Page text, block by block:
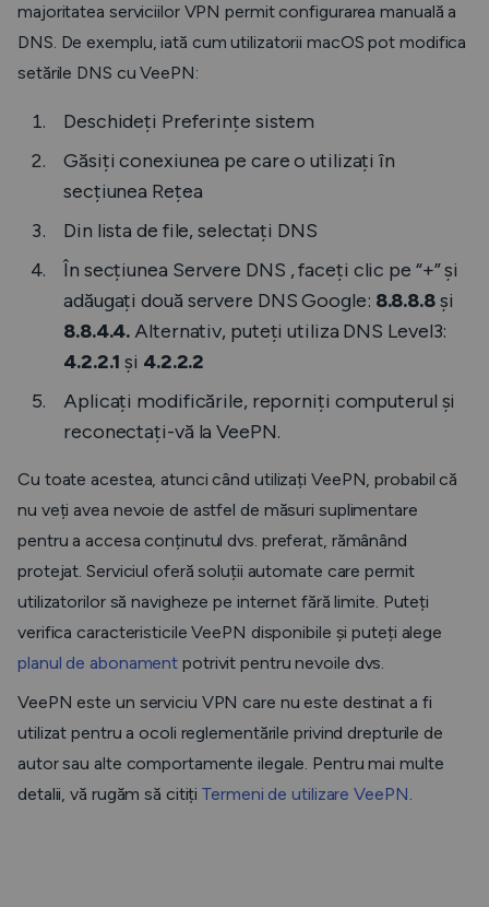
majoritatea serviciilor VPN permit configurarea manuală a
DNS. De exemplu, iată cum utilizatorii macOS pot modifica
setările DNS cu VeePN:
Deschideți Preferințe sistem
Găsiți conexiunea pe care o utilizați în
secțiunea Rețea
Din lista de file, selectați DNS
În secțiunea Servere DNS , faceți clic pe “+” și
adăugați două servere DNS Google: 8.8.8.8și
8.8.4.4.Alternativ, puteți utiliza DNS Level3:
4.2.2.1 și 4.2.2.2
Aplicați modificările, reporniți computerul și
reconectați-vă la VeePN.
Cu toate acestea, atunci când utilizați VeePN, probabil că
nu veți avea nevoie de astfel de măsuri suplimentare
pentru a accesa conținutul dvs. preferat, rămânând
protejat. Serviciul oferă soluții automate care permit
utilizatorilor să navigheze pe internet fără limite. Puteți
verifica caracteristicile VeePN disponibile și puteți alege
planul de abonament potrivit pentru nevoile dvs.
VeePN este un serviciu VPN care nu este destinat a fi
utilizat pentru a ocoli reglementările privind drepturile de
autor sau alte comportamente ilegale. Pentru mai multe
detalii, vă rugăm să citițiTermeni de utilizare VeePN.